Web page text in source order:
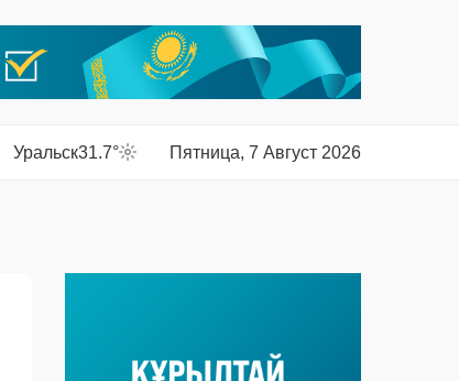
Уральск31.7° Пятница, 7 Август 2026